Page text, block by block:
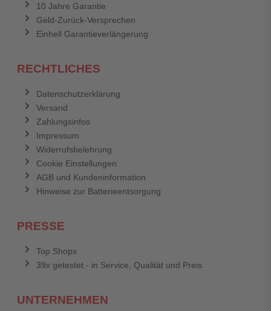
10 Jahre Garantie
Geld-Zurück-Versprechen
Einhell Garantieverlängerung
RECHTLICHES
Datenschutzerklärung
Versand
Zahlungsinfos
Impressum
Widerrufsbelehrung
Cookie Einstellungen
AGB und Kundeninformation
Hinweise zur Batterieentsorgung
PRESSE
Top Shops
39x getestet - in Service, Qualität und Preis
UNTERNEHMEN